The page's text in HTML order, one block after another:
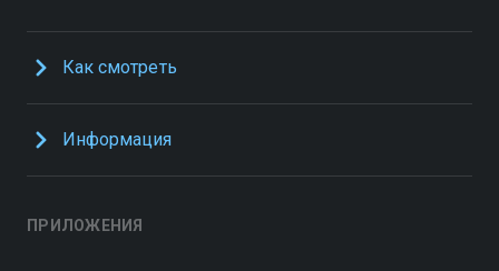
Как смотреть
Информация
ПРИЛОЖЕНИЯ